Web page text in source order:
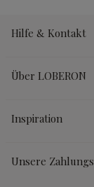
Hilfe & Kontakt
Über LOBERON
Inspiration
Unsere